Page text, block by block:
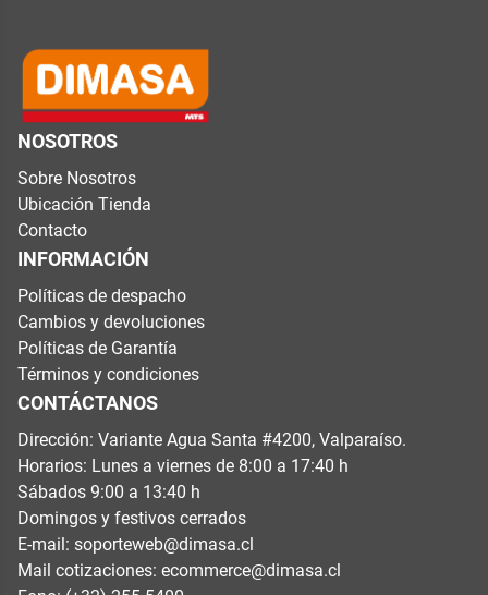
NOSOTROS
Sobre Nosotros
Ubicación Tienda
Contacto
INFORMACIÓN
Políticas de despacho
Cambios y devoluciones
Políticas de Garantía
Términos y condiciones
CONTÁCTANOS
Dirección: Variante Agua Santa #4200, Valparaíso.
Horarios: Lunes a viernes de 8:00 a 17:40 h
Sábados 9:00 a 13:40 h
Domingos y festivos cerrados
E-mail: soporteweb@dimasa.cl
Mail cotizaciones: ecommerce@dimasa.cl